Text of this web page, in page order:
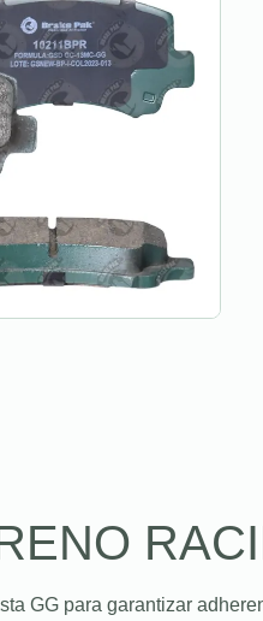
GG para garantizar